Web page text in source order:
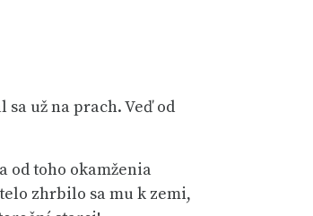
sa už na prach. Veď od
od toho okamženia
zhrbilo sa mu k zemi,